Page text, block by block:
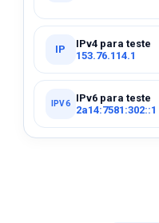
IP
IPv4 para teste
153.76.114.1
IPV6
IPv6 para teste
2a14:7581:302::1